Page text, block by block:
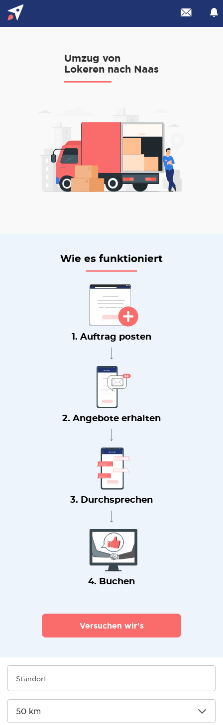
Umzug von
Lokeren nach Naas
Wie es funktioniert
1. Auftrag posten
2. Angebote erhalten
3. Durchsprechen
4. Buchen
Versuchen wir's